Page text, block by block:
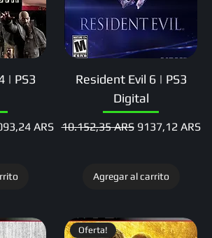
| PS3
de oferta
ARS
Resident Evil 6 | PS3
Digital
Precio
10.152,35 ARS Precio de
9137,12 ARS
Agregar al carrito
Oferta!